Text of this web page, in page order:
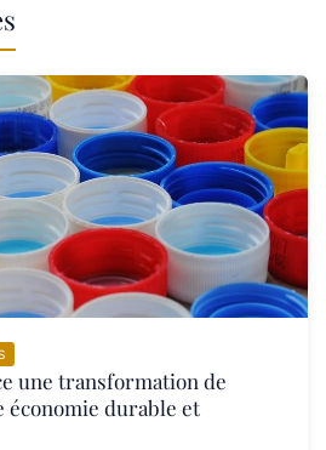
une transformation de
économie durable et